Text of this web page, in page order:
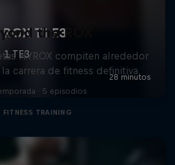
the ROX
HYROX compiten alrededor
carrera de fitness definitiva.
· 5 episodios
FITNESS TRAINING